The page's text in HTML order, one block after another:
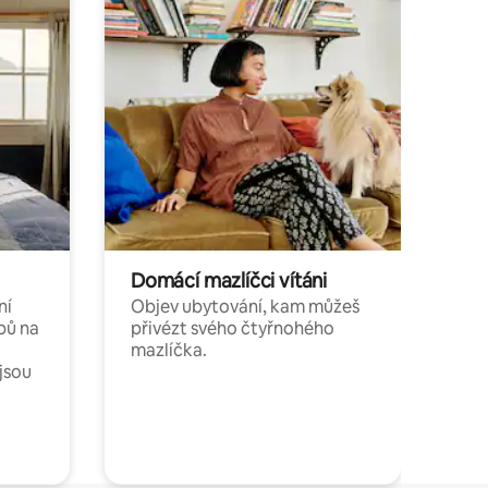
na
Domácí mazlíčci vítáni
Objev ubytování, kam můžeš
přivézt svého čtyřnohého
mazlíčka.